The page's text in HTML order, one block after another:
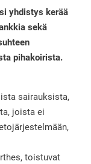
yhdistys kerää
sekä
pihakoirista.
sairauksista,
joista ei
toistuvat